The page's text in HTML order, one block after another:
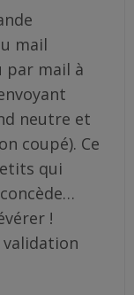
mail
par mail à
neutre et
coupé). Ce
qui
!
validation